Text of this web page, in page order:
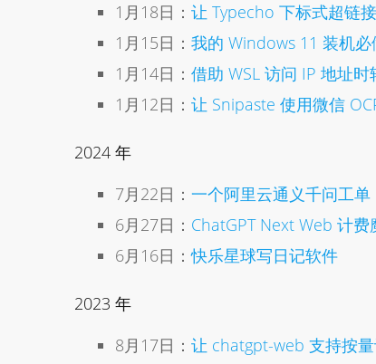
1月18日： 让 Typecho 下标式超链
1月15日： 我的 Windows 11 装机必
1月14日： 借助 WSL 访问 IP 地址时
1月12日： 让 Snipaste 使用微信
2024 年
7月22日： 一个阿里云通义千问工单
6月27日： ChatGPT Next Web 计费
6月16日：快乐星球写日记软件
2023 年
8月17日： 让 chatgpt-web 支持按